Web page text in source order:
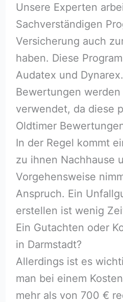
Unsere Experten
Sachverständigen
Versicherung auch
haben. Diese
Audatex und
Bewertungen
verwendet, da diese
Oldtimer
In der Regel kommt
zu ihnen Nachhause
Vorgehensweise
Anspruch. Ein
erstellen ist wenig
Ein Gutachten oder
in Darmstadt?
Allerdings ist es
man bei einem
mehr als von 700 €